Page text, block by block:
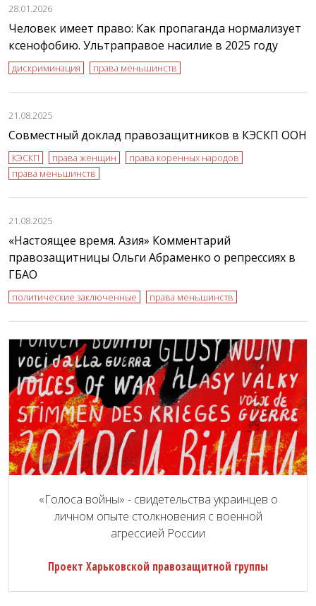
28.01.2026
Человек имеет право: Как пропаганда нормализует
ксенофобию. Ультраправое насилие в 2025 году
дискриминация права меньшинств
21.08.2025
Совместный доклад правозащитников в КЭСКП ООН
КЭСКП права женщин
права коренных народов
права меньшинств
21.08.2025
«Настоящее время. Азия» Комментарий
правозащитницы Ольги Абраменко о репрессиях в
ГБАО
политические заключенные права меньшинств
«Голоса войны» - свидетельства украинцев о
личном опыте столкновения с военной
агрессией России
Проект Харьковской правозащитной группы